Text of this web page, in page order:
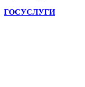
ГОСУСЛУГИ